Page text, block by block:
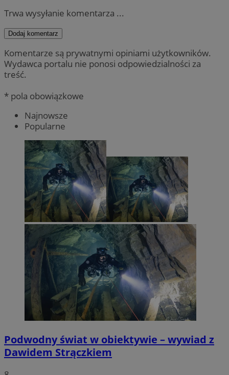
Trwa wysyłanie komentarza ...
Dodaj komentarz
Komentarze są prywatnymi opiniami użytkowników.
Wydawca portalu nie ponosi odpowiedzialności za
treść.
* pola obowiązkowe
Najnowsze
Popularne
Podwodny świat w obiektywie – wywiad z
Dawidem Strączkiem